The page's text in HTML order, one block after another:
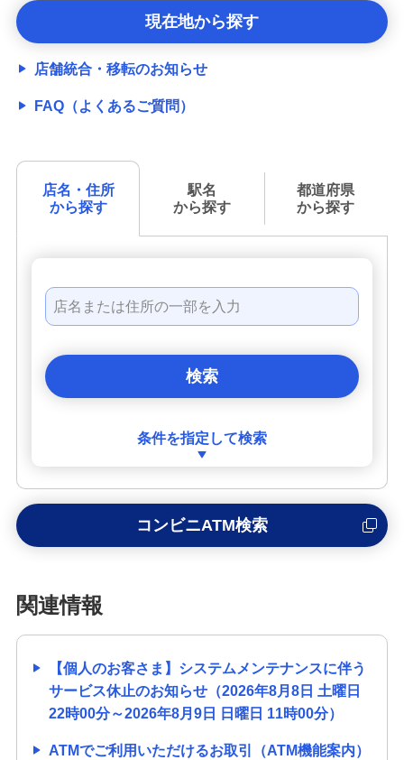
現在地から探す
店舗統合・移転のお知らせ
FAQ（よくあるご質問）
店名・住所
から探す
駅名
から探す
都道府県
から探す
条件を指定して検索
コンビニATM検索
関連情報
【個人のお客さま】システムメンテナンスに伴う
サービス休止のお知らせ（2026年8月8日 土曜日
22時00分～2026年8月9日 日曜日 11時00分）
ATMでご利用いただけるお取引（ATM機能案内）